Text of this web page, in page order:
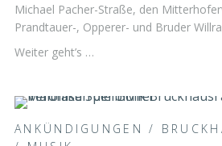
Michael Pacher-Straße, den
Prandtauer-, Opperer- und Bruder
Weiter geht’s …
ANKÜNDIGUNGEN /